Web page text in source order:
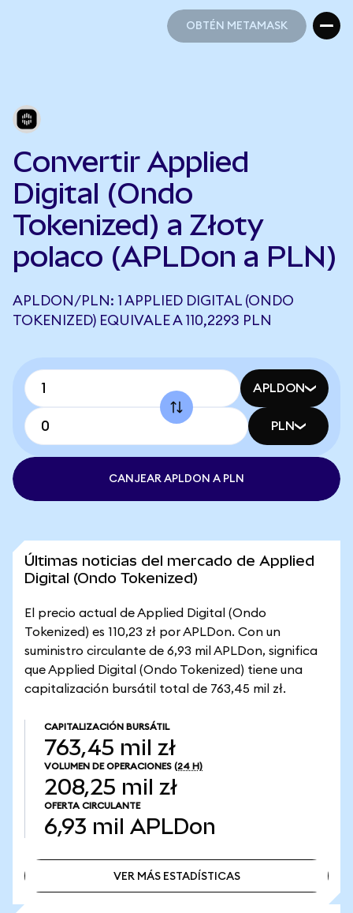
OBTÉN METAMASK
Convertir Applied
Digital (Ondo
Tokenized) a Złoty
polaco (APLDon a PLN)
APLDON/PLN: 1 APPLIED DIGITAL (ONDO
TOKENIZED) EQUIVALE A 110,2293 PLN
APLDON
PLN
CANJEAR APLDON A PLN
Últimas noticias del mercado de Applied
Digital (Ondo Tokenized)
El precio actual de Applied Digital (Ondo
Tokenized) es 110,23 zł por APLDon. Con un
suministro circulante de 6,93 mil APLDon, significa
que Applied Digital (Ondo Tokenized) tiene una
capitalización bursátil total de 763,45 mil zł.
CAPITALIZACIÓN BURSÁTIL
763,45 mil zł
VOLUMEN DE OPERACIONES (24 H)
208,25 mil zł
OFERTA CIRCULANTE
6,93 mil APLDon
VER MÁS ESTADÍSTICAS